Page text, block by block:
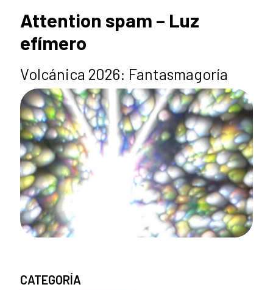
Attention spam – Luz
efímero
Volcánica 2026: Fantasmagoría
CATEGORÍA